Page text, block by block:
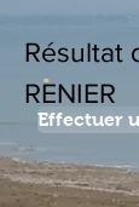
Résultat
RENIER
Effectuer